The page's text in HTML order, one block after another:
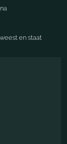
en staat